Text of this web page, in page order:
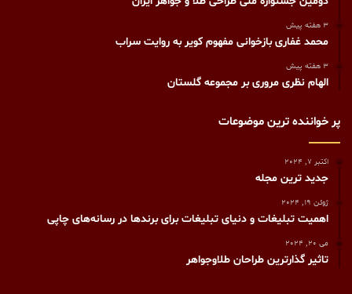
3 هفته پیش
محمد غفاری بازخوانی مفهوم کویر به روایت سراب
3 هفته پیش
الهام نظری مروری بر مجموعه گلستان
پر خواننده ترین موضوعات
اکتبر 7, 2024
جدید ترین مجله
ژوئن 19, 2024
اهمیت تبلیغات و دنیای تبلیغات برای برندها در رسانه‌های چاپی
می 20, 2024
تاثیر گذارترین طراحان طلاوجواهر